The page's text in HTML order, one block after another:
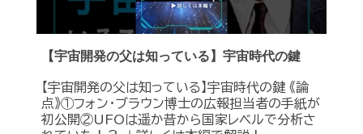
【宇宙開発の父は知っている】宇宙時代の鍵
【宇宙開発の父は知っている】宇宙時代の鍵 《論
点》①フォン・ブラウン博士の広報担当者の手紙が
初公開②UFOは遥か昔から国家レベルで分析さ